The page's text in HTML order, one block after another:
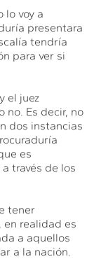
lo voy a
presentara
tendría
para ver si
el juez
no. Es decir, no
dos instancias
es
través de los
tener
realidad es
a aquellos
a la nación.